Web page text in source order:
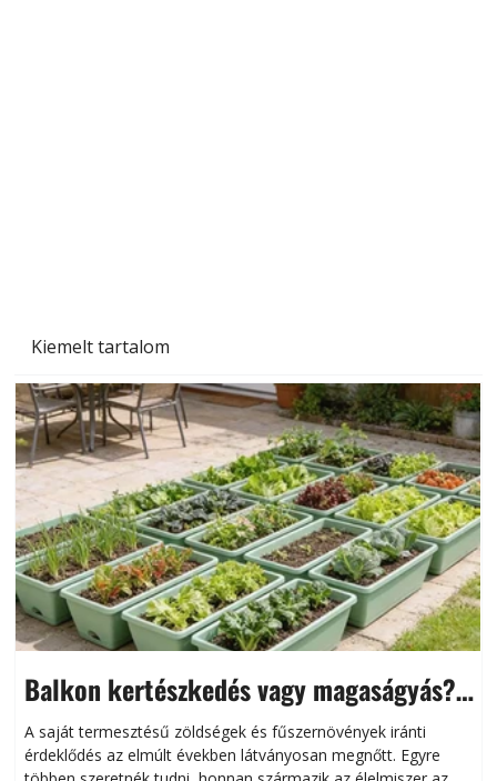
Kiemelt tartalom
Balkon kertészkedés vagy magaságyás?
Helytakarékos kertészkedés
A saját termesztésű zöldségek és fűszernövények iránti
érdeklődés az elmúlt években látványosan megnőtt. Egyre